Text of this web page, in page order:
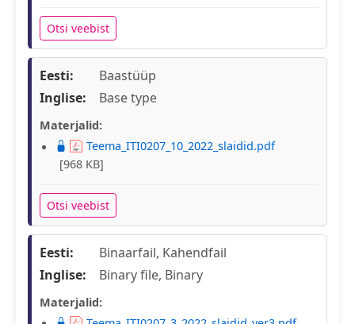
Otsi veebist
Eesti:
Baastüüp
Inglise:
Base type
Materjalid:
Teema_ITI0207_10_2022_slaidid.pdf
[968 KB]
Otsi veebist
Eesti:
Binaarfail, Kahendfail
Inglise:
Binary file, Binary
Materjalid: